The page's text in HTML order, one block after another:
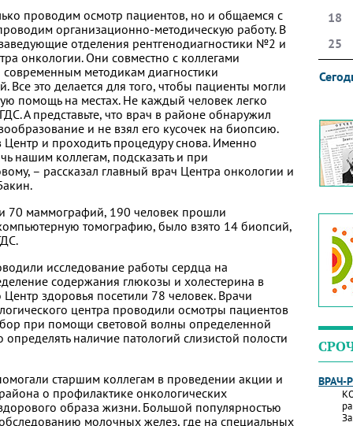
проводим осмотр пациентов, но и общаемся с
организационно-методическую работу. В
отделения рентгенодиагностики №2 и
онкологии. Они совместно с коллегами
методикам диагностики
Все это делается для того, чтобы пациенты могли
помощь на местах. Не каждый человек легко
А представьте, что врач в районе обнаружил
и не взял его кусочек на биопсию.
Центр и проходить процедуру снова. Именно
нашим коллегам, подсказать и при
– рассказал главный врач Центра онкологии и
70 маммографий, 190 человек прошли
томографию, было взято 14 биопсий,
исследование работы сердца на
содержания глюкозы и холестерина в
Центр здоровья посетили 78 человек. Врачи
центра проводили осмотры пациентов
при помощи световой волны определенной
наличие патологий слизистой полости
старшим коллегам в проведении акции и
о профилактике онкологических
образа жизни. Большой популярностью
молочных желез, где на специальных
18
25
ВРАЧ-